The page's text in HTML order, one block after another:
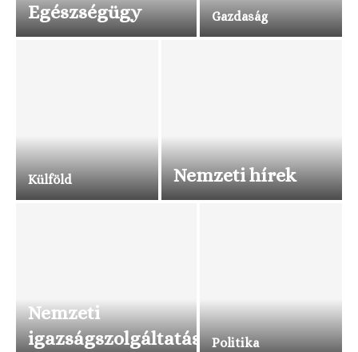
Egészségügy Gazdaság
Külföld Nemzeti hírek
Nemzeti
igazságszolgáltatás
Politika